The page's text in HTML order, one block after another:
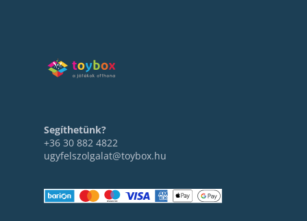
Segíthetünk?
+36 30 882 4822
ugyfelszolgalat@toybox.hu